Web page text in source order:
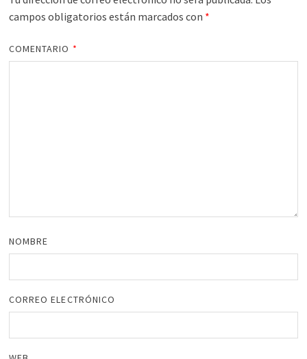
campos obligatorios están marcados con *
COMENTARIO *
NOMBRE
CORREO ELECTRÓNICO